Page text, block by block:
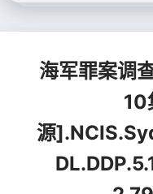
海军罪案调
10
源